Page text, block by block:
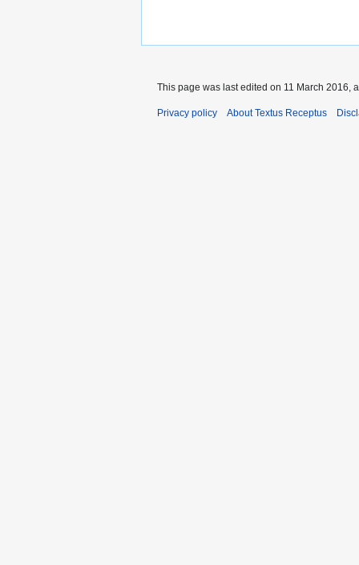
This page was last edited on 11 March 2016,
Privacy policy About Textus Receptus